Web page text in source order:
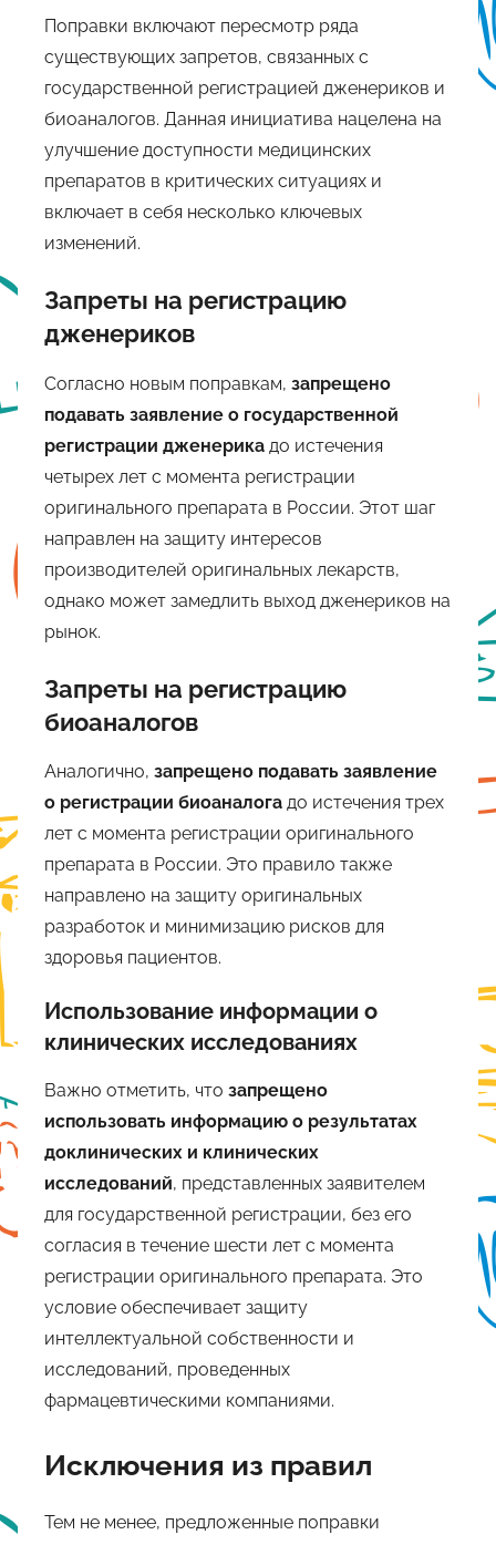
Поправки включают пересмотр ряда
существующих запретов, связанных с
государственной регистрацией дженериков и
биоаналогов. Данная инициатива нацелена на
улучшение доступности медицинских
препаратов в критических ситуациях и
включает в себя несколько ключевых
изменений.
Запреты на регистрацию
дженериков
Согласно новым поправкам, запрещено
подавать заявление о государственной
регистрации дженерика до истечения
четырех лет с момента регистрации
оригинального препарата в России. Этот шаг
направлен на защиту интересов
производителей оригинальных лекарств,
однако может замедлить выход дженериков на
рынок.
Запреты на регистрацию
биоаналогов
Аналогично, запрещено подавать заявление
о регистрации биоаналога до истечения трех
лет с момента регистрации оригинального
препарата в России. Это правило также
направлено на защиту оригинальных
разработок и минимизацию рисков для
здоровья пациентов.
Использование информации о
клинических исследованиях
Важно отметить, что запрещено
использовать информацию о результатах
доклинических и клинических
исследований, представленных заявителем
для государственной регистрации, без его
согласия в течение шести лет с момента
регистрации оригинального препарата. Это
условие обеспечивает защиту
интеллектуальной собственности и
исследований, проведенных
фармацевтическими компаниями.
Исключения из правил
Тем не менее, предложенные поправки